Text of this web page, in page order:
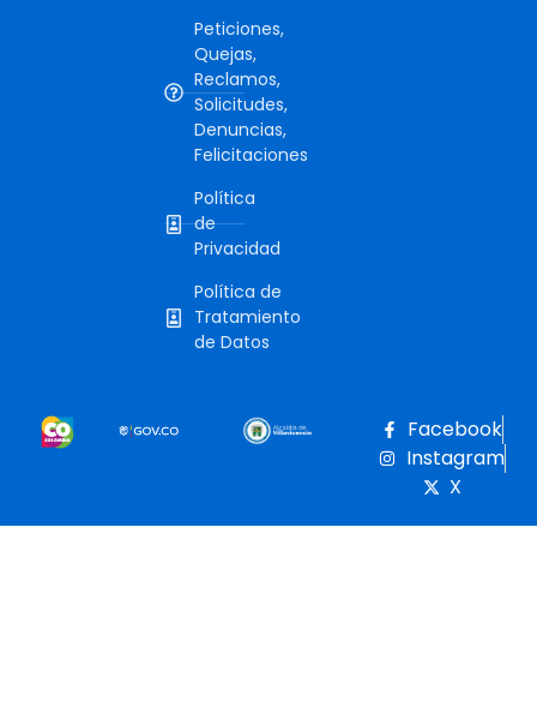
Peticiones,
Quejas,
Reclamos,
Solicitudes,
Denuncias,
Felicitaciones
Política
de
Privacidad
Política de
Tratamiento
de Datos
Facebook
Instagram
X